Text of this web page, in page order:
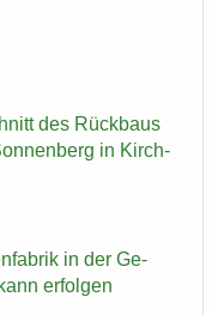
des Rück­baus
in Kirch­
in der Ge­
er­fol­gen